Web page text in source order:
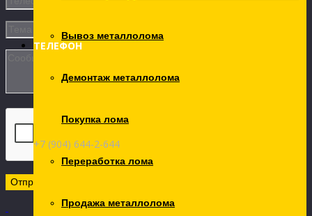
ТЕЛЕФОН
+7 (904) 644-2-644
Вывоз металлолома
Демонтаж металлолома
Покупка лома
Переработка лома
Продажа металлолома